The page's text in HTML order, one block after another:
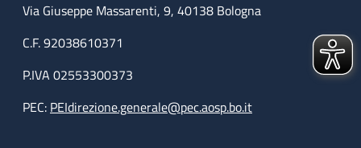
Via Giuseppe Massarenti, 9, 40138 Bologna
C.F. 92038610371
P.IVA 02553300373
PEC: PEIdirezione.generale@pec.aosp.bo.it